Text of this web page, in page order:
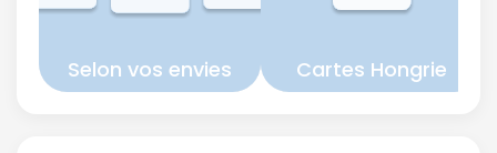
Selon vos envies Cartes Hongrie